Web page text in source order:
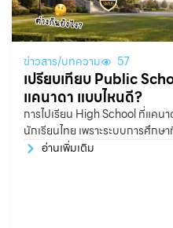
ข่าวสาร/บทความ 57
เปรียบเทียบ Public
แคนาดา แบบไหนดี?
การไปเรียน High School ที่แค
นักเรียนไทย เพราะระบบการศึก
นักเรียนได้ฝึกภาษาอังกฤษในสภ
อ่านเพิ่มเติม